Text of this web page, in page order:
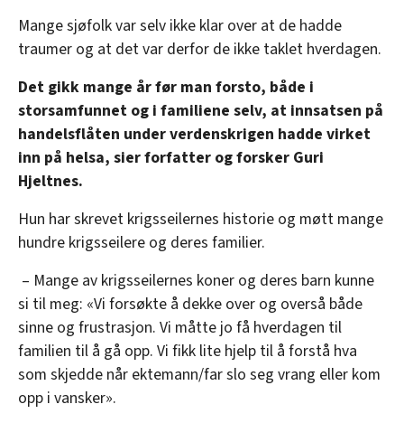
Mange sjøfolk var selv ikke klar over at de hadde
traumer og at det var derfor de ikke taklet hverdagen.
Det gikk mange år før man forsto, både i
storsamfunnet og i familiene selv, at innsatsen på
handelsflåten under verdenskrigen hadde virket
inn på helsa, sier forfatter og forsker Guri
Hjeltnes.
Hun har skrevet krigsseilernes historie og møtt mange
hundre krigsseilere og deres familier.
– Mange av krigsseilernes koner og deres barn kunne
si til meg: «Vi forsøkte å dekke over og overså både
sinne og frustrasjon. Vi måtte jo få hverdagen til
familien til å gå opp. Vi fikk lite hjelp til å forstå hva
som skjedde når ektemann/far slo seg vrang eller kom
opp i vansker».